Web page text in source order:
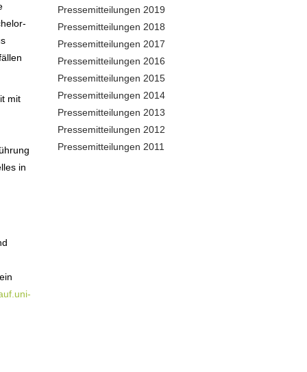
mit
in
Pressemitteilungen 2019
Pressemitteilungen 2018
Pressemitteilungen 2017
Pressemitteilungen 2016
Pressemitteilungen 2015
Pressemitteilungen 2014
Pressemitteilungen 2013
Pressemitteilungen 2012
Pressemitteilungen 2011